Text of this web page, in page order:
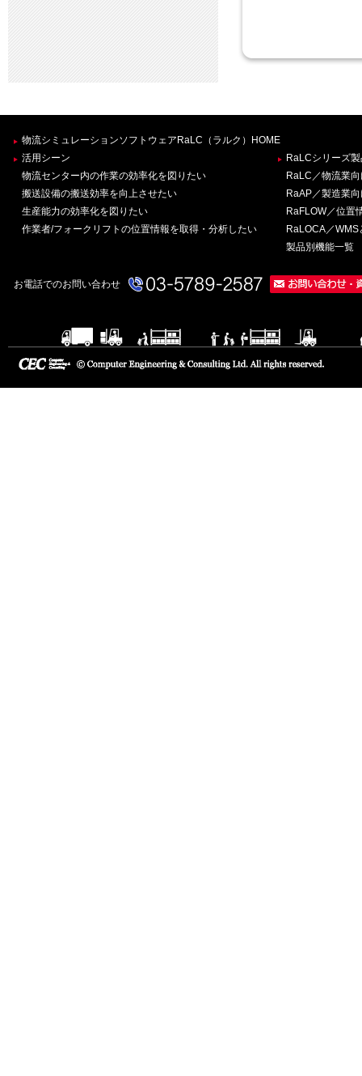
物流シミュレーションソフトウェアRaLC（ラルク）HOME
活用シーン
物流センター内の作業の効率化を図りたい
搬送設備の搬送効率を向上させたい
生産能力の効率化を図りたい
作業者/フォークリフトの位置情報を取得・分析したい
RaLCシリーズ
RaLC／物流業
RaAP／製造業
RaFLOW／位置
RaLOCA／
製品別機能一覧
お電話でのお問い合わせ